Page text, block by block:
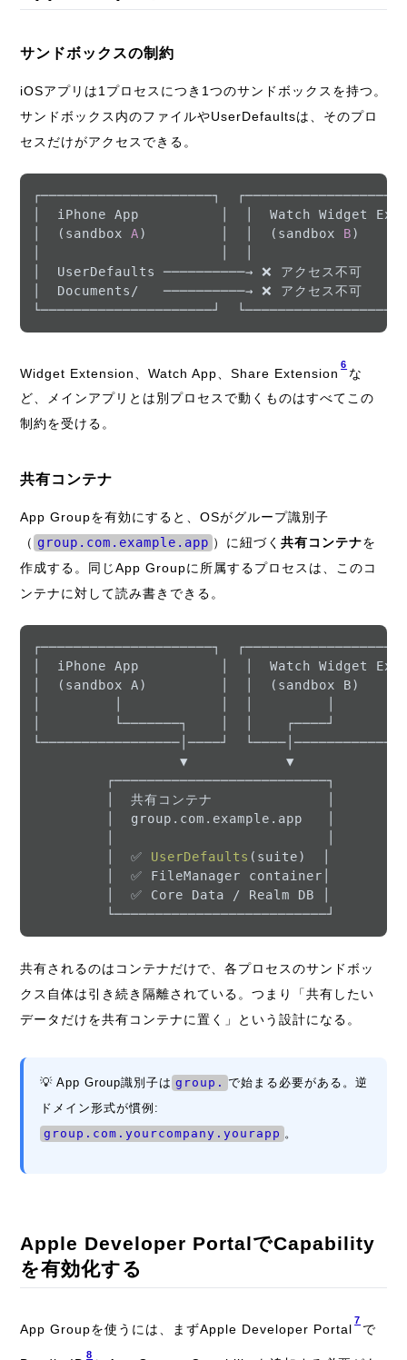
サンドボックスの制約
iOSアプリは1プロセスにつき1つのサンドボックスを持つ。
サンドボックス内のファイルやUserDefaultsは、そのプロ
セスだけがアクセスできる。
┌─────────────────────┐
│  iPhone App          │  │  Watch Widget
│  (sandbox A)         │  │  (sandbox B)
│  UserDefaults ──────────→ ❌ アクセス不可
│  Documents/   ──────────→ ❌ アクセス不可
Widget Extension、Watch App、Share Extension
6
な
ど、メインアプリとは別プロセスで動くものはすべてこの
制約を受ける。
共有コンテナ
App Groupを有効にすると、OSがグループ識別子
（ group.com.example.app ）に紐づく共有コンテナを
作成する。同じApp Groupに所属するプロセスは、このコ
ンテナに対して読み書きできる。
┌─────────────────────┐
│  iPhone App          │  │  Watch Widget
│  (sandbox A)         │  │  (sandbox B)
│         └───────┐    │  │    ┌────┘
└─────────────────│────┘
                  ▼            ▼
         ┌──────────────────────────┐
         │  共有コンテナ              │
         │  group
.com .example .app
         │  ✅
UserDefaults (suite)  │
         │  ✅ FileManager container│
         │  ✅ Core Data / Realm DB │
共有されるのはコンテナだけで、各プロセスのサンドボッ
クス自体は引き続き隔離されている。つまり「共有したい
データだけを共有コンテナに置く」という設計になる。
💡 App Group識別子は group. で始まる必要がある。逆
ドメイン形式が慣例:
group.com.yourcompany.yourapp 。
Apple Developer PortalでCapability
を有効化する
App Groupを使うには、まずApple Developer Portal
7
で
8